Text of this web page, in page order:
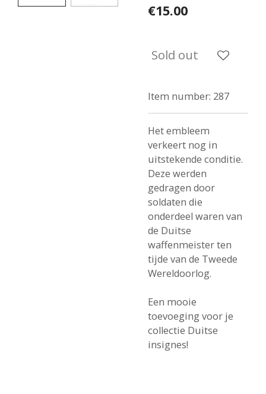
€15.00
Sold out
Item number: 287
Het embleem
verkeert nog in
uitstekende conditie.
Deze werden
gedragen door
soldaten die
onderdeel waren van
de Duitse
waffenmeister ten
tijde van de Tweede
Wereldoorlog.
Een mooie
toevoeging voor je
collectie Duitse
insignes!